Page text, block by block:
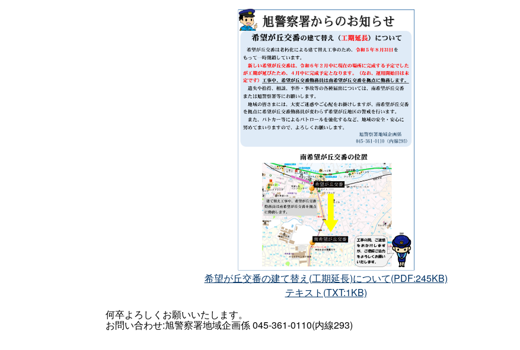
希望が丘交番の建て替え(工期延長)について(PDF:245KB)
テキスト(TXT:1KB)
何卒よろしくお願いいたします。
お問い合わせ:旭警察署地域企画係 045-361-0110(内線293)